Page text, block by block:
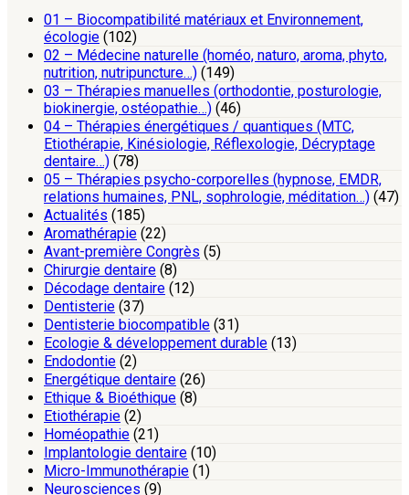
01 – Biocompatibilité matériaux et Environnement,
écologie (102)
02 – Médecine naturelle (homéo, naturo, aroma, phyto,
nutrition, nutripuncture…) (149)
03 – Thérapies manuelles (orthodontie, posturologie,
biokinergie, ostéopathie…) (46)
04 – Thérapies énergétiques / quantiques (MTC,
Etiothérapie, Kinésiologie, Réflexologie, Décryptage
dentaire…) (78)
05 – Thérapies psycho-corporelles (hypnose, EMDR,
relations humaines, PNL, sophrologie, méditation…) (47)
Actualités (185)
Aromathérapie (22)
Avant-première Congrès (5)
Chirurgie dentaire (8)
Décodage dentaire (12)
Dentisterie (37)
Dentisterie biocompatible (31)
Ecologie & développement durable (13)
Endodontie (2)
Energétique dentaire (26)
Ethique & Bioéthique (8)
Etiothérapie (2)
Homéopathie (21)
Implantologie dentaire (10)
Micro-Immunothérapie (1)
Neurosciences (9)